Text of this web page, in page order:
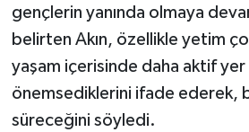
gençlerin yanında olmaya
belirten Akın, özellikle yetim
yaşam içerisinde daha aktif yer
önemsediklerini ifade ederek,
süreceğini söyledi.